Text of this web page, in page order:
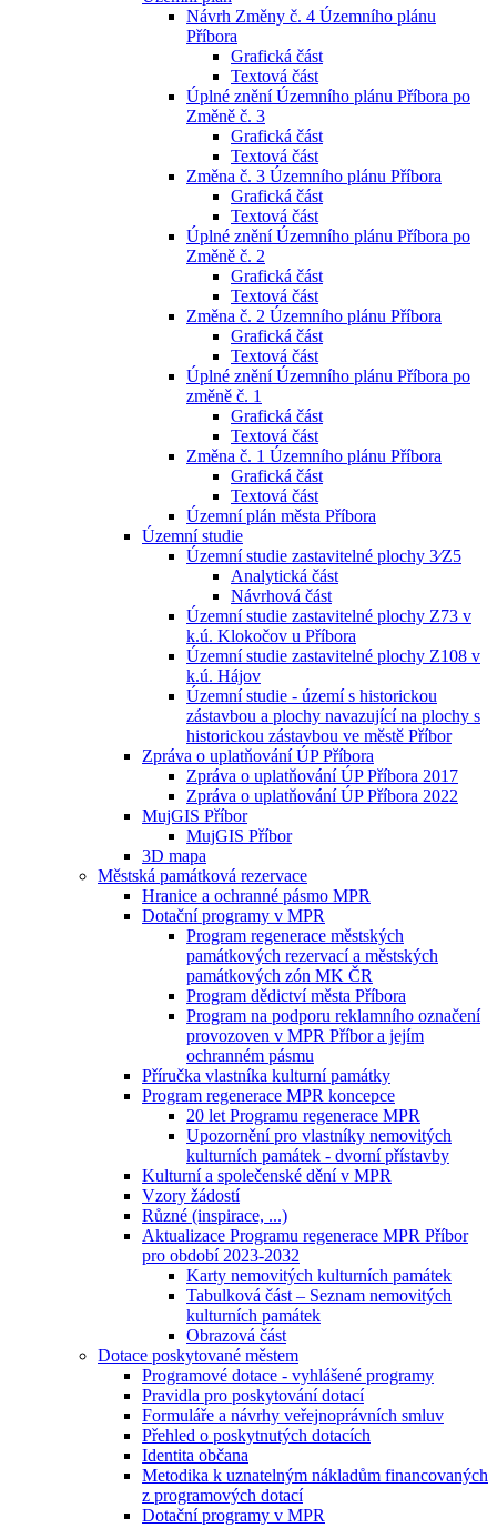
Návrh Změny č. 4 Územního plánu
Příbora
Grafická část
Textová část
Úplné znění Územního plánu Příbora po
Změně č. 3
Grafická část
Textová část
Změna č. 3 Územního plánu Příbora
Grafická část
Textová část
Úplné znění Územního plánu Příbora po
Změně č. 2
Grafická část
Textová část
Změna č. 2 Územního plánu Příbora
Grafická část
Textová část
Úplné znění Územního plánu Příbora po
změně č. 1
Grafická část
Textová část
Změna č. 1 Územního plánu Příbora
Grafická část
Textová část
Územní plán města Příbora
Územní studie
Územní studie zastavitelné plochy 3⁄Z5
Analytická část
Návrhová část
Územní studie zastavitelné plochy Z73 v
k.ú. Klokočov u Příbora
Územní studie zastavitelné plochy Z108 v
k.ú. Hájov
Územní studie - území s historickou
zástavbou a plochy navazující na plochy s
historickou zástavbou ve městě Příbor
Zpráva o uplatňování ÚP Příbora
Zpráva o uplatňování ÚP Příbora 2017
Zpráva o uplatňování ÚP Příbora 2022
MujGIS Příbor
MujGIS Příbor
3D mapa
Městská památková rezervace
Hranice a ochranné pásmo MPR
Dotační programy v MPR
Program regenerace městských
památkových rezervací a městských
památkových zón MK ČR
Program dědictví města Příbora
Program na podporu reklamního označení
provozoven v MPR Příbor a jejím
ochranném pásmu
Příručka vlastníka kulturní památky
Program regenerace MPR koncepce
20 let Programu regenerace MPR
Upozornění pro vlastníky nemovitých
kulturních památek - dvorní přístavby
Kulturní a společenské dění v MPR
Vzory žádostí
Různé (inspirace, ...)
Aktualizace Programu regenerace MPR Příbor
pro období 2023-2032
Karty nemovitých kulturních památek
Tabulková část – Seznam nemovitých
kulturních památek
Obrazová část
Dotace poskytované městem
Programové dotace - vyhlášené programy
Pravidla pro poskytování dotací
Formuláře a návrhy veřejnoprávních smluv
Přehled o poskytnutých dotacích
Identita občana
Metodika k uznatelným nákladům financovaných
z programových dotací
Dotační programy v MPR